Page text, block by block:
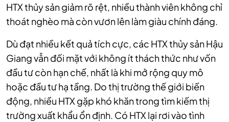
HTX thủy sản giảm rõ rệt, nhiều thành viên không chỉ
thoát nghèo mà còn vươn lên làm giàu chính đáng.
Dù đạt nhiều kết quả tích cực, các HTX thủy sản Hậu
Giang vẫn đối mặt với không ít thách thức như vốn
đầu tư còn hạn chế, nhất là khi mở rộng quy mô
hoặc đầu tư hạ tầng. Do thị trường thế giới biến
động, nhiều HTX gặp khó khăn trong tìm kiếm thị
trường xuất khẩu ổn định. Có HTX lại rơi vào tình